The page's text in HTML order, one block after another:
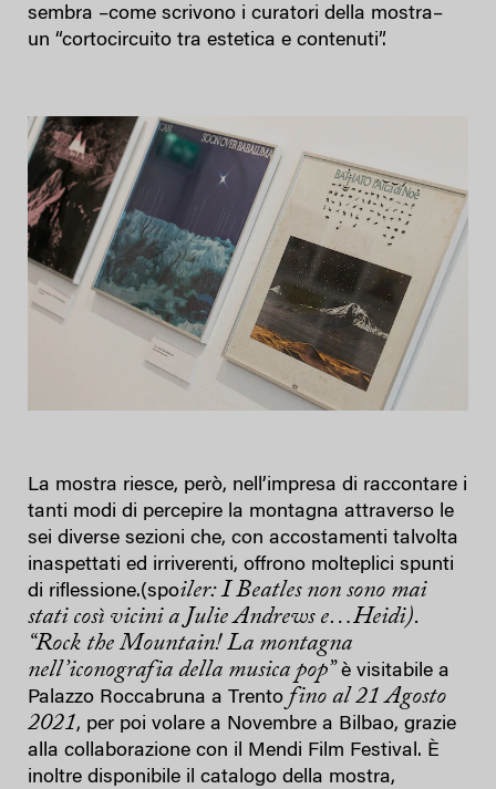
sembra –come scrivono i curatori della mostra–
un “cortocircuito tra estetica e contenuti”.
La mostra riesce, però, nell’impresa di raccontare i
tanti modi di percepire la montagna attraverso le
sei diverse sezioni che, con accostamenti talvolta
inaspettati ed irriverenti, offrono molteplici spunti
di riflessione.(spoiler: I Beatles non sono mai
stati così vicini a Julie Andrews e…Heidi).
“Rock the Mountain! La montagna
nell’iconografia della musica pop” è visitabile a
Palazzo Roccabruna a Trento fino al 21 Agosto
2021, per poi volare a Novembre a Bilbao, grazie
alla collaborazione con il Mendi Film Festival. È
inoltre disponibile il catalogo della mostra,